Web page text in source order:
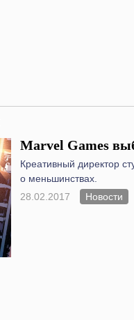
Marvel Games
Креативный директор
о меньшинствах.
28.02.2017
Новости